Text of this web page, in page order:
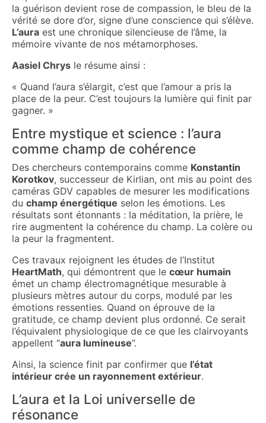
la guérison devient rose de compassion, le bleu de la
vérité se dore d’or, signe d’une conscience qui s’élève.
L’aura est une chronique silencieuse de l’âme, la
mémoire vivante de nos métamorphoses.
Aasiel Chrys le résume ainsi :
« Quand l’aura s’élargit, c’est que l’amour a pris la
place de la peur. C’est toujours la lumière qui finit par
gagner. »
Entre mystique et science : l’aura
comme champ de cohérence
Des chercheurs contemporains comme Konstantin
Korotkov, successeur de Kirlian, ont mis au point des
caméras GDV capables de mesurer les modifications
du champ énergétique selon les émotions. Les
résultats sont étonnants : la méditation, la prière, le
rire augmentent la cohérence du champ. La colère ou
la peur la fragmentent.
Ces travaux rejoignent les études de l’Institut
HeartMath, qui démontrent que le cœur humain
émet un champ électromagnétique mesurable à
plusieurs mètres autour du corps, modulé par les
émotions ressenties. Quand on éprouve de la
gratitude, ce champ devient plus ordonné. Ce serait
l’équivalent physiologique de ce que les clairvoyants
appellent “aura lumineuse”.
Ainsi, la science finit par confirmer que l’état
intérieur crée un rayonnement extérieur.
L’aura et la Loi universelle de
résonance